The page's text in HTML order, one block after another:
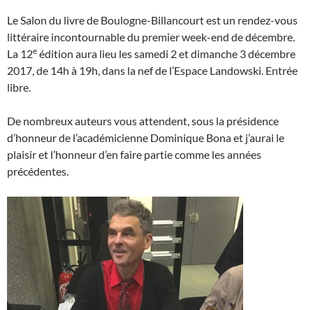
Le Salon du livre de Boulogne-Billancourt est un rendez-vous
littéraire incontournable du premier week-end de décembre.
La 12e édition aura lieu les samedi 2 et dimanche 3 décembre
2017, de 14h à 19h, dans la nef de l’Espace Landowski. Entrée
libre.
De nombreux auteurs vous attendent, sous la présidence
d’honneur de l’académicienne Dominique Bona et j’aurai le
plaisir et l’honneur d’en faire partie comme les années
précédentes.